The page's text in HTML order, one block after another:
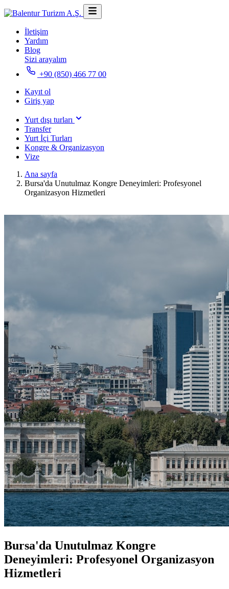
İletişim
Yardım
Blog
Sizi arayalım
+90 (850) 466 77 00
Kayıt ol
Giriş yap
Yurt dışı turları
Transfer
Yurt İçi Turları
Kongre & Organizasyon
Vize
Ana sayfa
Bursa'da Unutulmaz Kongre Deneyimleri: Profesyonel
Organizasyon Hizmetleri
Bursa'da Unutulmaz Kongre
Deneyimleri: Profesyonel Organizasyon
Hizmetleri